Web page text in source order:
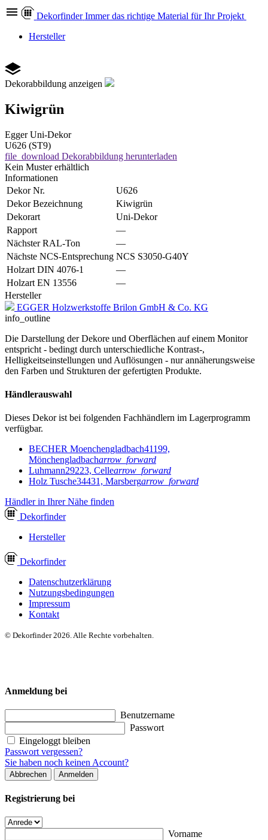
Dekorfinder Immer das richtige Material für Ihr Projekt
Hersteller
Dekorabbildung anzeigen
Kiwigrün
Egger Uni-Dekor
U626 (ST9)
file_download Dekorabbildung herunterladen
Kein Muster erhältlich
Informationen
Dekor Nr.
U626
Dekor Bezeichnung
Kiwigrün
Dekorart
Uni-Dekor
Rapport
—
Nächster RAL-Ton
—
Nächste NCS-Entsprechung NCS S3050-G40Y
Holzart DIN 4076-1
—
Holzart EN 13556
—
Hersteller
EGGER Holzwerkstoffe Brilon GmbH & Co. KG
info_outline
Die Darstellung der Dekore und Oberflächen auf einem Monitor
entspricht - bedingt durch unterschiedliche Kontrast-,
Helligkeitseinstellungen und Auflösungen - nur annäherungsweise
den Farben und Strukturen der gefertigten Produkte.
Händlerauswahl
Dieses Dekor ist bei folgenden Fachhändlern im Lagerprogramm
verfügbar.
BECHER Moenchengladbach41199,
Mönchengladbacharrow_forward
Luhmann29223, Cellearrow_forward
Holz Tusche34431, Marsbergarrow_forward
Händler in Ihrer Nähe finden
Dekorfinder
Hersteller
Dekorfinder
Datenschutzerklärung
Nutzungsbedingungen
Impressum
Kontakt
© Dekorfinder 2026. Alle Rechte vorbehalten.
Anmeldung bei
Benutzername
Passwort
Eingeloggt bleiben
Passwort vergessen?
Sie haben noch keinen Account?
Abbrechen Anmelden
Registrierung bei
Vorname